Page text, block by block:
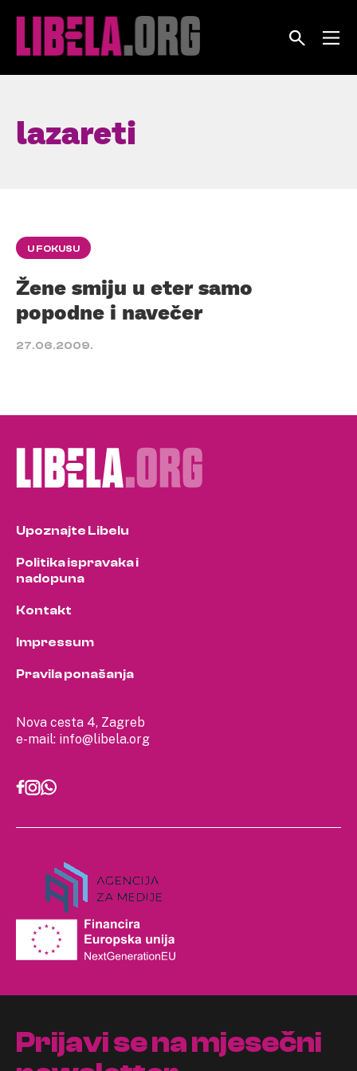
lazareti
U FOKUSU
Žene smiju u eter samo
popodne i navečer
27.06.2009.
Nova cesta 4, Zagreb
e-mail: info@libela.org
Upoznajte Libelu
Politika ispravaka i
nadopuna
Kontakt
Impressum
Pravila ponašanja
Prijavi se na mjesečni